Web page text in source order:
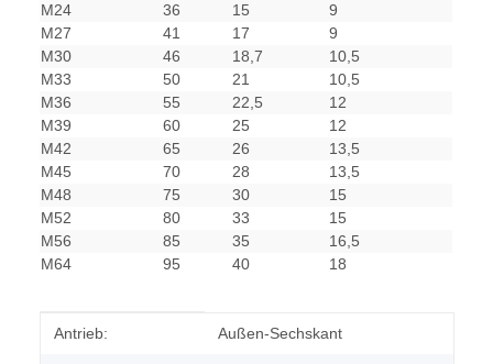
M24
36 15
9
M27
41 17
9
M30
46 18,7
10,5
M33
50 21
10,5
M36
55 22,5
12
M39
60 25
12
M42
65 26
13,5
M45
70 28
13,5
M48
75 30
15
M52
80 33
15
M56
85 35
16,5
M64
95 40 18
Produkteigenschaft
Wert
Antrieb: Außen-Sechskant